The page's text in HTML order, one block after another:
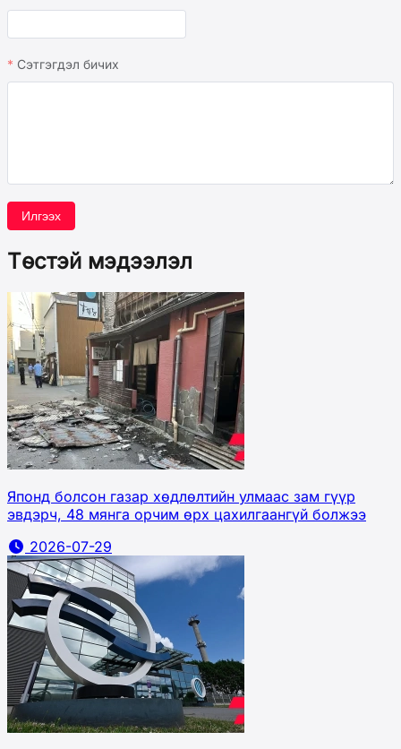
Сэтгэгдэл бичих
Илгээх
Төстэй мэдээлэл
Японд болсон газар хөдлөлтийн улмаас зам гүүр
эвдэрч, 48 мянга орчим өрх цахилгаангүй болжээ
2026-07-29